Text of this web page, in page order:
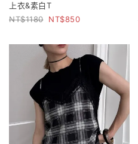
上衣&素白T
1180
850